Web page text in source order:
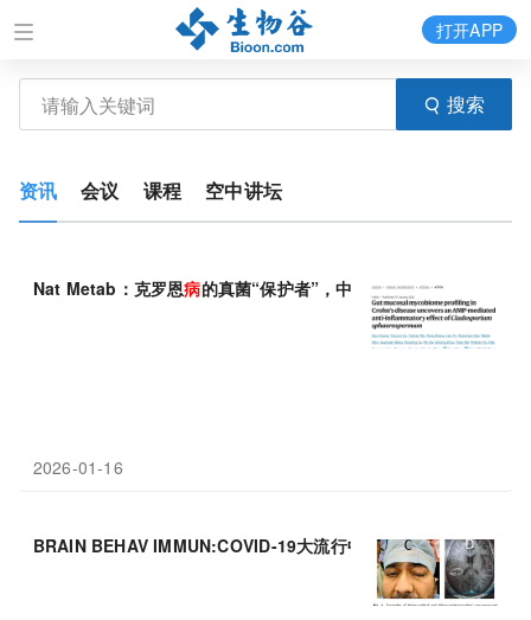
搜索
打开APP
资讯 会议 课程 空中讲坛
Nat Metab：克罗恩病的真菌“保护者”，中山大学左涛等发现球孢
2026-01-16
BRAIN BEHAV IMMUN:COVID-19大流行中毛霉菌病的流行——来